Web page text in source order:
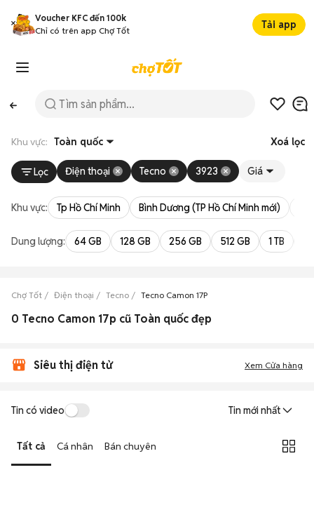
Voucher KFC đến 100k
Chỉ có trên app Chợ Tốt
Tải app
Khu vực: Toàn quốc Xoá lọc
Lọc Điện thoại Tecno 3923 Giá
Khu vực: Tp Hồ Chí Minh Bình Dương (TP Hồ Chí Minh mới)
Dung lượng: 64 GB 128 GB 256 GB 512 GB 1 TB
Chợ Tốt Điện thoại Tecno Tecno Camon 17P
0 Tecno Camon 17p cũ Toàn quốc đẹp
Siêu thị điện tử Xem Cửa hàng
Tin có video Tin mới nhất
Tất cả Cá nhân Bán chuyên